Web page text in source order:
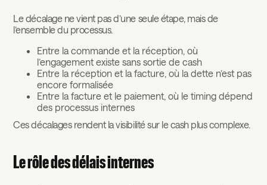
Le décalage ne vient pas d’une seule étape, mais de
l’ensemble du processus.
Entre la commande et la réception, où
l’engagement existe sans sortie de cash
Entre la réception et la facture, où la dette n’est pas
encore formalisée
Entre la facture et le paiement, où le timing dépend
des processus internes
Ces décalages rendent la visibilité sur le cash plus complexe.
Le rôle des délais internes